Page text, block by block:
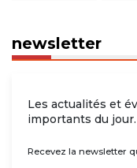
newsletter
Les actualités et
importants du jour.
Recevez la newsletter